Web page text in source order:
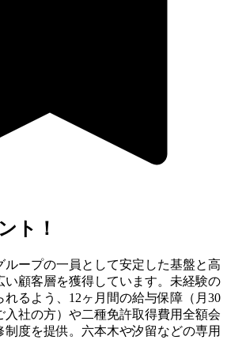
ト！
ループの一員として安定した基盤と高
い顧客層を獲得しています。未経験の
るよう、12ヶ月間の給与保障（月30
社の方）や二種免許取得費用全額会
度を提供。六本木や汐留などの専用